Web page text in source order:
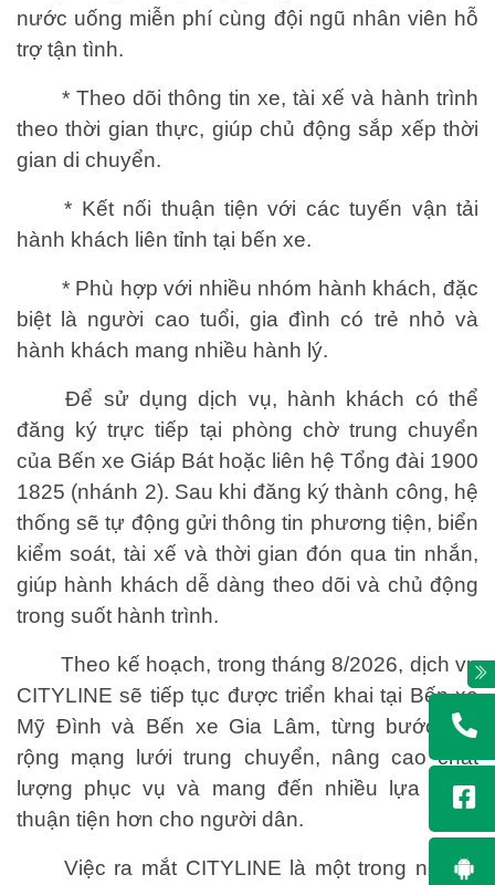
nước uống miễn phí cùng đội ngũ nhân viên hỗ
trợ tận tình.
* Theo dõi thông tin xe, tài xế và hành trình
theo thời gian thực, giúp chủ động sắp xếp thời
gian di chuyển.
* Kết nối thuận tiện với các tuyến vận tải
hành khách liên tỉnh tại bến xe.
* Phù hợp với nhiều nhóm hành khách, đặc
biệt là người cao tuổi, gia đình có trẻ nhỏ và
hành khách mang nhiều hành lý.
Để sử dụng dịch vụ, hành khách có thể
đăng ký trực tiếp tại phòng chờ trung chuyển
của Bến xe Giáp Bát hoặc liên hệ Tổng đài 1900
1825 (nhánh 2). Sau khi đăng ký thành công, hệ
thống sẽ tự động gửi thông tin phương tiện, biển
kiểm soát, tài xế và thời gian đón qua tin nhắn,
giúp hành khách dễ dàng theo dõi và chủ động
trong suốt hành trình.
Theo kế hoạch, trong tháng 8/2026, dịch vụ
CITYLINE sẽ tiếp tục được triển khai tại Bến xe
Mỹ Đình và Bến xe Gia Lâm, từng bước mở
rộng mạng lưới trung chuyển, nâng cao chất
lượng phục vụ và mang đến nhiều lựa chọn
thuận tiện hơn cho người dân.
Việc ra mắt CITYLINE là một trong những